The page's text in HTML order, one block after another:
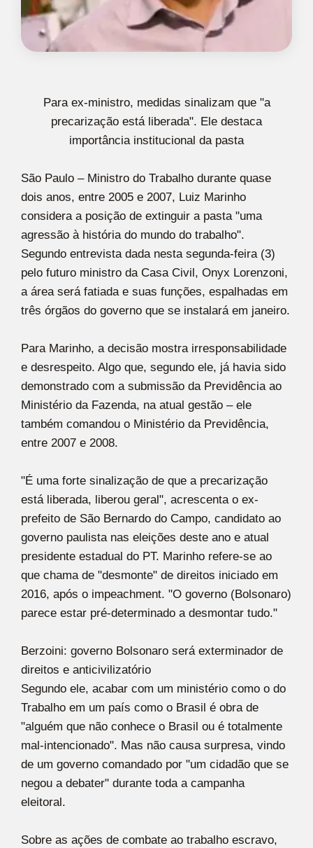
Para ex-ministro, medidas sinalizam que "a
precarização está liberada". Ele destaca
importância institucional da pasta
São Paulo – Ministro do Trabalho durante quase
dois anos, entre 2005 e 2007, Luiz Marinho
considera a posição de extinguir a pasta "uma
agressão à história do mundo do trabalho".
Segundo entrevista dada nesta segunda-feira (3)
pelo futuro ministro da Casa Civil, Onyx Lorenzoni,
a área será fatiada e suas funções, espalhadas em
três órgãos do governo que se instalará em janeiro.
Para Marinho, a decisão mostra irresponsabilidade
e desrespeito. Algo que, segundo ele, já havia sido
demonstrado com a submissão da Previdência ao
Ministério da Fazenda, na atual gestão – ele
também comandou o Ministério da Previdência,
entre 2007 e 2008.
"É uma forte sinalização de que a precarização
está liberada, liberou geral", acrescenta o ex-
prefeito de São Bernardo do Campo, candidato ao
governo paulista nas eleições deste ano e atual
presidente estadual do PT. Marinho refere-se ao
que chama de "desmonte" de direitos iniciado em
2016, após o impeachment. "O governo (Bolsonaro)
parece estar pré-determinado a desmontar tudo."
Berzoini: governo Bolsonaro será exterminador de
direitos e anticivilizatório
Segundo ele, acabar com um ministério como o do
Trabalho em um país como o Brasil é obra de
"alguém que não conhece o Brasil ou é totalmente
mal-intencionado". Mas não causa surpresa, vindo
de um governo comandado por "um cidadão que se
negou a debater" durante toda a campanha
eleitoral.
Sobre as ações de combate ao trabalho escravo,